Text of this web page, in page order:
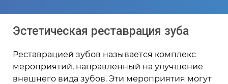
Эстетическая реставрация зуба
Реставрацией зубов называется комплекс
мероприятий, направленный на улучшение
внешнего вида зубов. Эти мероприятия могут